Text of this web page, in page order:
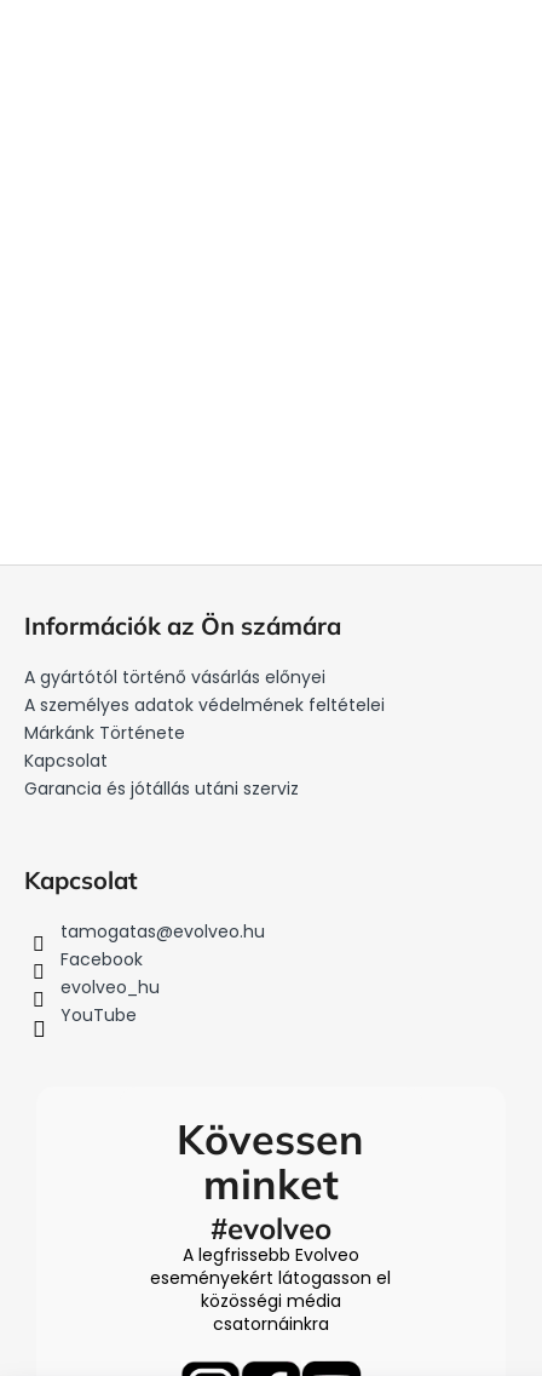
Információk az Ön számára
A gyártótól történő vásárlás előnyei
A személyes adatok védelmének feltételei
Márkánk Története
Kapcsolat
Garancia és jótállás utáni szerviz
Kapcsolat
tamogatas@evolveo.hu
Facebook
evolveo_hu
YouTube
Kövessen
minket
#evolveo
A legfrissebb Evolveo
eseményekért látogasson el
közösségi média
csatornáinkra